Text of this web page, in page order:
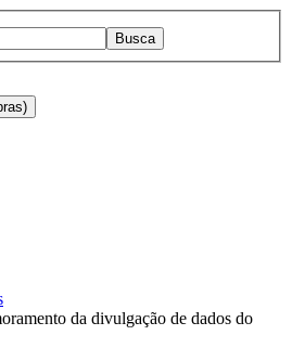
Busca
da divulgação de dados do